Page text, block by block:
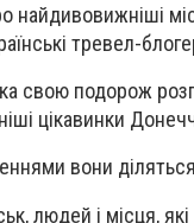
найдивовижніші
тревел-
свою подорож
цікавинки
вони
людей і місця,